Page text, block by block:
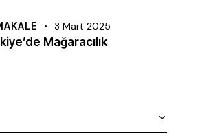
3 Mart 2025
Mağaracılık